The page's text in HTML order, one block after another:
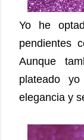
Yo he
pendientes
Aunque
plateado
elegancia y